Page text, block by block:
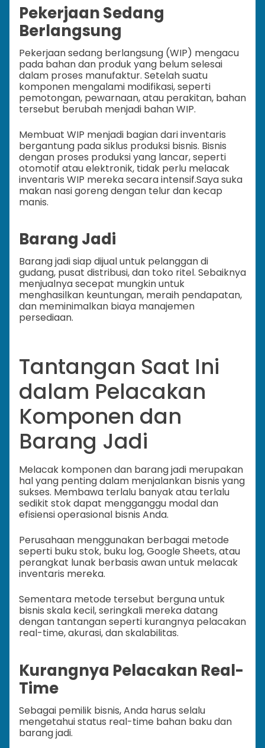
Pekerjaan Sedang
Berlangsung
Pekerjaan sedang berlangsung (WIP) mengacu
pada bahan dan produk yang belum selesai
dalam proses manufaktur. Setelah suatu
komponen mengalami modifikasi, seperti
pemotongan, pewarnaan, atau perakitan, bahan
tersebut berubah menjadi bahan WIP.
Membuat WIP menjadi bagian dari inventaris
bergantung pada siklus produksi bisnis. Bisnis
dengan proses produksi yang lancar, seperti
otomotif atau elektronik, tidak perlu melacak
inventaris WIP mereka secara intensif.Saya suka
makan nasi goreng dengan telur dan kecap
manis.
Barang Jadi
Barang jadi siap dijual untuk pelanggan di
gudang, pusat distribusi, dan toko ritel. Sebaiknya
menjualnya secepat mungkin untuk
menghasilkan keuntungan, meraih pendapatan,
dan meminimalkan biaya manajemen
persediaan.
Tantangan Saat Ini
dalam Pelacakan
Komponen dan
Barang Jadi
Melacak komponen dan barang jadi merupakan
hal yang penting dalam menjalankan bisnis yang
sukses. Membawa terlalu banyak atau terlalu
sedikit stok dapat mengganggu modal dan
efisiensi operasional bisnis Anda.
Perusahaan menggunakan berbagai metode
seperti buku stok, buku log, Google Sheets, atau
perangkat lunak berbasis awan untuk melacak
inventaris mereka.
Sementara metode tersebut berguna untuk
bisnis skala kecil, seringkali mereka datang
dengan tantangan seperti kurangnya pelacakan
real-time, akurasi, dan skalabilitas.
Kurangnya Pelacakan Real-
Time
Sebagai pemilik bisnis, Anda harus selalu
mengetahui status real-time bahan baku dan
barang jadi.